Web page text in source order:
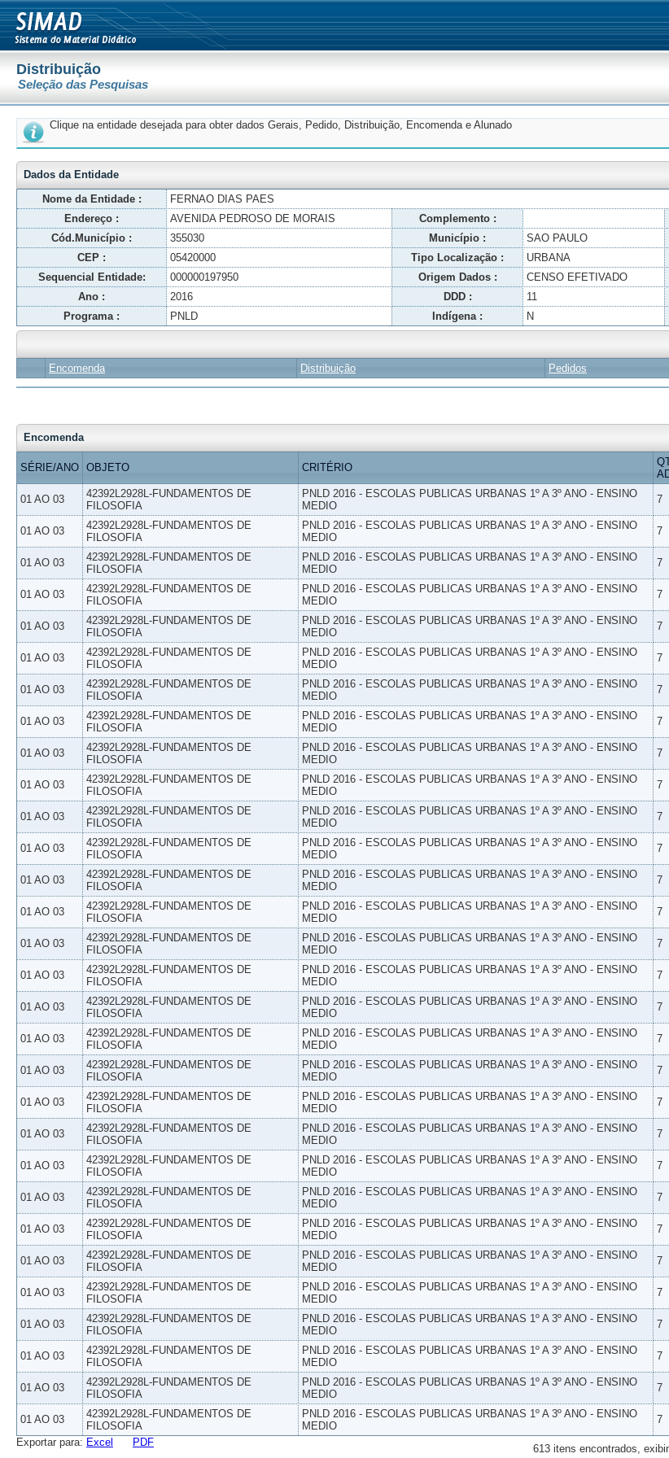
Distribuição
Seleção das Pesquisas
Clique na entidade desejada para obter dados Gerais, Pedido, Distribuição, Encomenda e Alunado
Dados da Entidade
Nome da Entidade :
FERNAO DIAS PAES
Endereço :
AVENIDA PEDROSO DE MORAIS Complemento :
Cód.Município :
355030 Município : SAO PAULO
CEP :
05420000 Tipo Localização : URBANA
Sequencial Entidade:
000000197950 Origem Dados : CENSO EFETIVADO
Ano :
2016 DDD : 11
Programa :
PNLD Indígena : N
Encomenda Distribuição Pedidos
Encomenda
SÉRIE/ANO OBJETO CRITÉRIO
01 AO 03
42392L2928L-FUNDAMENTOS DE
FILOSOFIA
PNLD 2016 - ESCOLAS PUBLICAS URBANAS 1º A 3º ANO - ENSINO
MEDIO
7
01 AO 03
42392L2928L-FUNDAMENTOS DE
FILOSOFIA
PNLD 2016 - ESCOLAS PUBLICAS URBANAS 1º A 3º ANO - ENSINO
MEDIO
7
01 AO 03
42392L2928L-FUNDAMENTOS DE
FILOSOFIA
PNLD 2016 - ESCOLAS PUBLICAS URBANAS 1º A 3º ANO - ENSINO
MEDIO
7
01 AO 03
42392L2928L-FUNDAMENTOS DE
FILOSOFIA
PNLD 2016 - ESCOLAS PUBLICAS URBANAS 1º A 3º ANO - ENSINO
MEDIO
7
01 AO 03
42392L2928L-FUNDAMENTOS DE
FILOSOFIA
PNLD 2016 - ESCOLAS PUBLICAS URBANAS 1º A 3º ANO - ENSINO
MEDIO
7
01 AO 03
42392L2928L-FUNDAMENTOS DE
FILOSOFIA
PNLD 2016 - ESCOLAS PUBLICAS URBANAS 1º A 3º ANO - ENSINO
MEDIO
7
01 AO 03
42392L2928L-FUNDAMENTOS DE
FILOSOFIA
PNLD 2016 - ESCOLAS PUBLICAS URBANAS 1º A 3º ANO - ENSINO
MEDIO
7
01 AO 03
42392L2928L-FUNDAMENTOS DE
FILOSOFIA
PNLD 2016 - ESCOLAS PUBLICAS URBANAS 1º A 3º ANO - ENSINO
MEDIO
7
01 AO 03
42392L2928L-FUNDAMENTOS DE
FILOSOFIA
PNLD 2016 - ESCOLAS PUBLICAS URBANAS 1º A 3º ANO - ENSINO
MEDIO
7
01 AO 03
42392L2928L-FUNDAMENTOS DE
FILOSOFIA
PNLD 2016 - ESCOLAS PUBLICAS URBANAS 1º A 3º ANO - ENSINO
MEDIO
7
01 AO 03
42392L2928L-FUNDAMENTOS DE
FILOSOFIA
PNLD 2016 - ESCOLAS PUBLICAS URBANAS 1º A 3º ANO - ENSINO
MEDIO
7
01 AO 03
42392L2928L-FUNDAMENTOS DE
FILOSOFIA
PNLD 2016 - ESCOLAS PUBLICAS URBANAS 1º A 3º ANO - ENSINO
MEDIO
7
01 AO 03
42392L2928L-FUNDAMENTOS DE
FILOSOFIA
PNLD 2016 - ESCOLAS PUBLICAS URBANAS 1º A 3º ANO - ENSINO
MEDIO
7
01 AO 03
42392L2928L-FUNDAMENTOS DE
FILOSOFIA
PNLD 2016 - ESCOLAS PUBLICAS URBANAS 1º A 3º ANO - ENSINO
MEDIO
7
01 AO 03
42392L2928L-FUNDAMENTOS DE
FILOSOFIA
PNLD 2016 - ESCOLAS PUBLICAS URBANAS 1º A 3º ANO - ENSINO
MEDIO
7
01 AO 03
42392L2928L-FUNDAMENTOS DE
FILOSOFIA
PNLD 2016 - ESCOLAS PUBLICAS URBANAS 1º A 3º ANO - ENSINO
MEDIO
7
01 AO 03
42392L2928L-FUNDAMENTOS DE
FILOSOFIA
PNLD 2016 - ESCOLAS PUBLICAS URBANAS 1º A 3º ANO - ENSINO
MEDIO
7
01 AO 03
42392L2928L-FUNDAMENTOS DE
FILOSOFIA
PNLD 2016 - ESCOLAS PUBLICAS URBANAS 1º A 3º ANO - ENSINO
MEDIO
7
01 AO 03
42392L2928L-FUNDAMENTOS DE
FILOSOFIA
PNLD 2016 - ESCOLAS PUBLICAS URBANAS 1º A 3º ANO - ENSINO
MEDIO
7
01 AO 03
42392L2928L-FUNDAMENTOS DE
FILOSOFIA
PNLD 2016 - ESCOLAS PUBLICAS URBANAS 1º A 3º ANO - ENSINO
MEDIO
7
01 AO 03
42392L2928L-FUNDAMENTOS DE
FILOSOFIA
PNLD 2016 - ESCOLAS PUBLICAS URBANAS 1º A 3º ANO - ENSINO
MEDIO
7
01 AO 03
42392L2928L-FUNDAMENTOS DE
FILOSOFIA
PNLD 2016 - ESCOLAS PUBLICAS URBANAS 1º A 3º ANO - ENSINO
MEDIO
7
01 AO 03
42392L2928L-FUNDAMENTOS DE
FILOSOFIA
PNLD 2016 - ESCOLAS PUBLICAS URBANAS 1º A 3º ANO - ENSINO
MEDIO
7
01 AO 03
42392L2928L-FUNDAMENTOS DE
FILOSOFIA
PNLD 2016 - ESCOLAS PUBLICAS URBANAS 1º A 3º ANO - ENSINO
MEDIO
7
01 AO 03
42392L2928L-FUNDAMENTOS DE
FILOSOFIA
PNLD 2016 - ESCOLAS PUBLICAS URBANAS 1º A 3º ANO - ENSINO
MEDIO
7
01 AO 03
42392L2928L-FUNDAMENTOS DE
FILOSOFIA
PNLD 2016 - ESCOLAS PUBLICAS URBANAS 1º A 3º ANO - ENSINO
MEDIO
7
01 AO 03
42392L2928L-FUNDAMENTOS DE
FILOSOFIA
PNLD 2016 - ESCOLAS PUBLICAS URBANAS 1º A 3º ANO - ENSINO
MEDIO
7
01 AO 03
42392L2928L-FUNDAMENTOS DE
FILOSOFIA
PNLD 2016 - ESCOLAS PUBLICAS URBANAS 1º A 3º ANO - ENSINO
MEDIO
7
01 AO 03
42392L2928L-FUNDAMENTOS DE
FILOSOFIA
PNLD 2016 - ESCOLAS PUBLICAS URBANAS 1º A 3º ANO - ENSINO
MEDIO
7
01 AO 03
42392L2928L-FUNDAMENTOS DE
FILOSOFIA
PNLD 2016 - ESCOLAS PUBLICAS URBANAS 1º A 3º ANO - ENSINO
MEDIO
7
613 itens encontrados,
Exportar para: Excel PDF